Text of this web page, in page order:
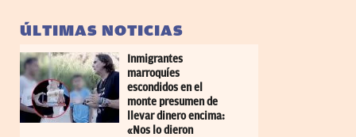
ÚLTIMAS NOTICIAS
Inmigrantes
marroquíes
escondidos en el
monte presumen de
llevar dinero encima:
«Nos lo dieron